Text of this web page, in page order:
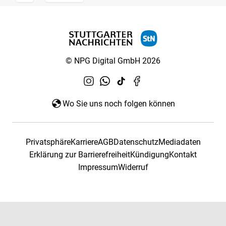
© NPG Digital GmbH 2026
Wo Sie uns noch folgen können
PrivatsphäreKarriereAGBDatenschutzMediadaten
Erklärung zur BarrierefreiheitKündigungKontakt
ImpressumWiderruf